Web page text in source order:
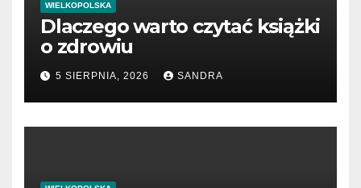
WIELKOPOLSKA
Dlaczego warto czytać książki
o zdrowiu
5 SIERPNIA, 2026 SANDRA